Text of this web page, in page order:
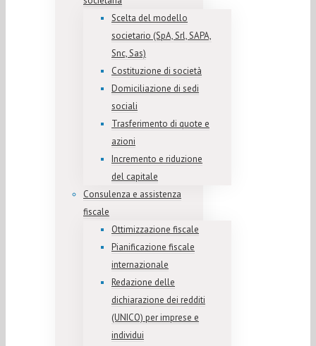
Scelta del modello
societario (SpA, Srl, SAPA,
Snc, Sas)
Costituzione di società
Domiciliazione di sedi
sociali
Trasferimento di quote e
azioni
Incremento e riduzione
del capitale
Consulenza e assistenza
fiscale
Ottimizzazione fiscale
Pianificazione fiscale
internazionale
Redazione delle
dichiarazione dei redditi
(UNICO) per imprese e
individui